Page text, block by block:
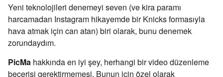
Yeni teknolojileri denemeyi seven (ve kira paramı
harcamadan Instagram hikayemde bir Knicks formasıyla
hava atmak için can atan) biri olarak, bunu denemek
zorundaydım.
PicMa hakkında en iyi şey, herhangi bir video düzenleme
becerisi gerektirmemesi. Bunun için özel olarak